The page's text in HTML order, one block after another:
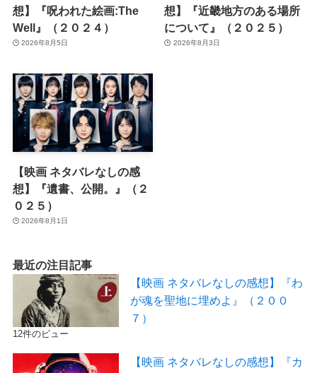
想】『呪われた絵画:The
Well』（２０２４）
2026年8月5日
想】『近畿地方のある場所
について』（２０２５）
2026年8月3日
【映画 ネタバレなしの感
想】『遺書、公開。』（２
０２５）
2026年8月1日
最近の注目記事
【映画 ネタバレなしの感想】『わ
が魂を聖地に埋めよ』（２００
７）
12件のビュー
【映画 ネタバレなしの感想】『カ